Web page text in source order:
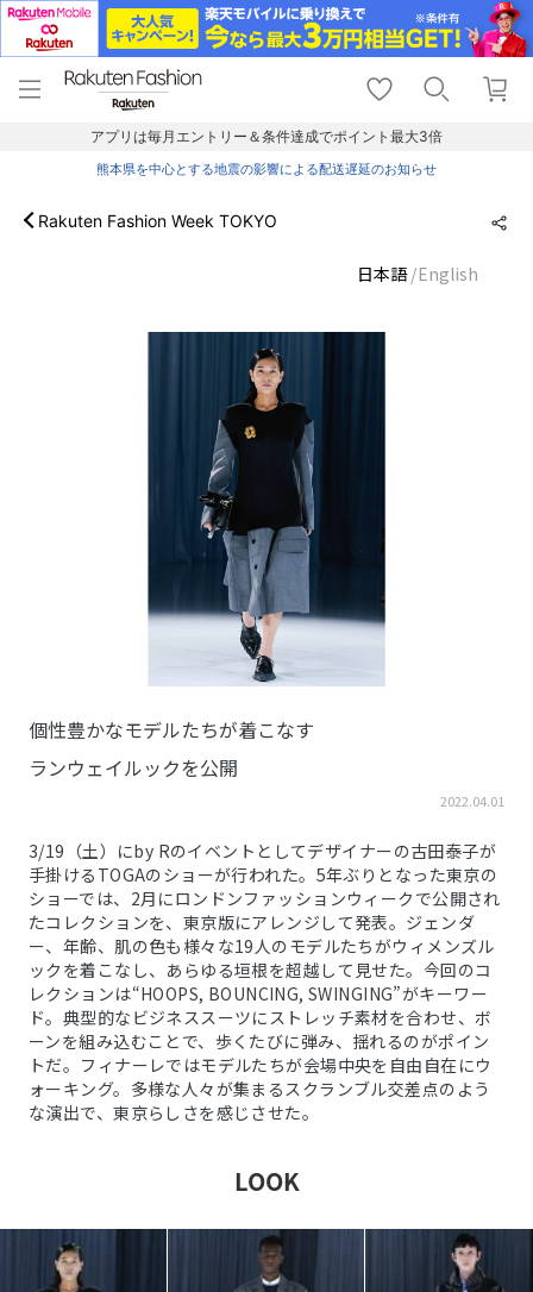
menu home
トップ
shopping_cart lock_outline
ログイン
アプリは毎月エントリー＆条件達成でポイント最大3倍
熊本県を中心とする地震の影響による配送遅延のお知らせ
Rakuten Fashion Week TOKYO
日本語 English
個性豊かなモデルたちが着こなす
ランウェイルックを公開
2022.04.01
3/19（土）にby Rのイベントとしてデザイナーの古田泰子が
手掛けるTOGAのショーが行われた。5年ぶりとなった東京の
ショーでは、2月にロンドンファッションウィークで公開され
たコレクションを、東京版にアレンジして発表。ジェンダ
ー、年齢、肌の色も様々な19人のモデルたちがウィメンズル
ックを着こなし、あらゆる垣根を超越して見せた。今回のコ
レクションは“HOOPS, BOUNCING, SWINGING”がキーワー
ド。典型的なビジネススーツにストレッチ素材を合わせ、ボ
ーンを組み込むことで、歩くたびに弾み、揺れるのがポイン
トだ。フィナーレではモデルたちが会場中央を自由自在にウ
ォーキング。多様な人々が集まるスクランブル交差点のよう
な演出で、東京らしさを感じさせた。
LOOK